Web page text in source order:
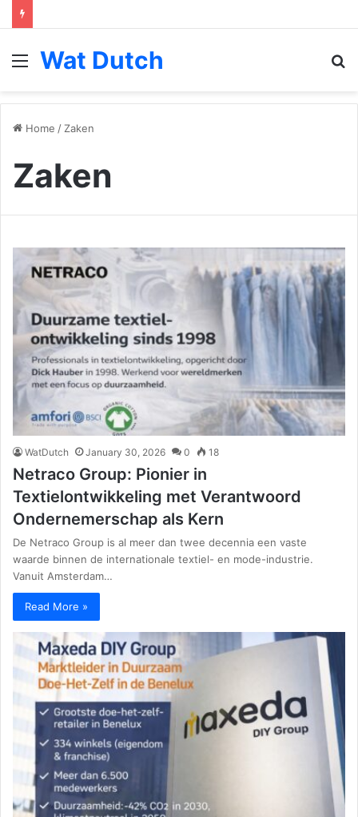
Menu
Wat Dutch
Home / Zaken
Zaken
WatDutch January 30, 2026 0 18
Netraco Group: Pionier in
Textielontwikkeling met Verantwoord
Ondernemerschap als Kern
De Netraco Group is al meer dan twee decennia een vaste
waarde binnen de internationale textiel- en mode-industrie.
Vanuit Amsterdam…
Read More »